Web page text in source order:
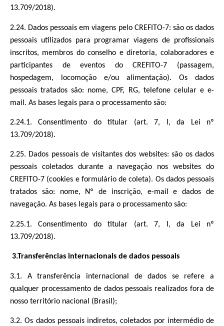
13.709/2018).
2.24. Dados pessoais em viagens pelo CREFITO-7: são os dados
pessoais utilizados para programar viagens de profissionais
inscritos, membros do conselho e diretoria, colaboradores e
participantes de eventos do CREFITO-7 (passagem,
hospedagem, locomoção e/ou alimentação). Os dados
pessoais tratados são: nome, CPF, RG, telefone celular e e-
mail. As bases legais para o processamento são:
2.24.1. Consentimento do titular (art. 7, I, da Lei nº
13.709/2018).
2.25. Dados pessoais de visitantes dos websites: são os dados
pessoais coletados durante a navegação nos websites do
CREFITO-7 (cookies e formulário de coleta). Os dados pessoais
tratados são: nome, Nº de inscrição, e-mail e dados de
navegação. As bases legais para o processamento são:
2.25.1. Consentimento do titular (art. 7, I, da Lei nº
13.709/2018).
3.Transferências internacionais de dados pessoais
3.1. A transferência internacional de dados se refere a
qualquer processamento de dados pessoais realizados fora de
nosso território nacional (Brasil);
3.2. Os dados pessoais indiretos, coletados por intermédio de